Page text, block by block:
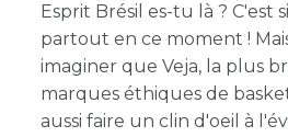
Esprit Brésil es-tu là ? C'est
partout en ce moment !
imaginer que Veja, la plus
marques éthiques de
aussi faire un clin d'oeil à